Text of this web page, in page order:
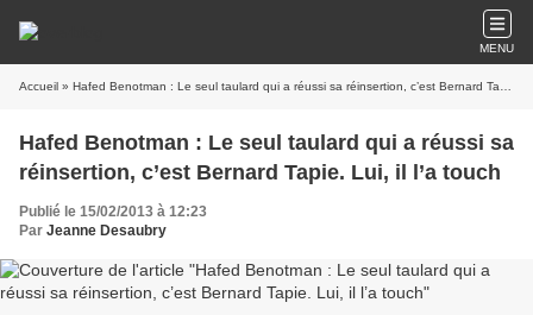
MENU
Accueil » Hafed Benotman : Le seul taulard qui a réussi sa réinsertion, c’est Bernard Tapie. Lui, il l’a touch
Hafed Benotman : Le seul taulard qui a réussi sa
réinsertion, c’est Bernard Tapie. Lui, il l’a touch
Publié le 15/02/2013 à 12:23
Par Jeanne Desaubry